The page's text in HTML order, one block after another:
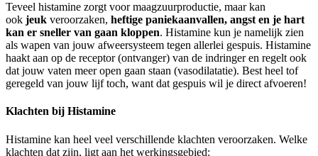
Teveel histamine zorgt voor maagzuurproductie, maar kan
ook jeuk veroorzaken, heftige paniekaanvallen, angst en je hart
kan er sneller van gaan kloppen. Histamine kun je namelijk zien
als wapen van jouw afweersysteem tegen allerlei gespuis. Histamine
haakt aan op de receptor (ontvanger) van de indringer en regelt ook
dat jouw vaten meer open gaan staan (vasodilatatie). Best heel tof
geregeld van jouw lijf toch, want dat gespuis wil je direct afvoeren!
Klachten bij Histamine
Histamine kan heel veel verschillende klachten veroorzaken. Welke
klachten dat zijn, ligt aan het werkingsgebied: